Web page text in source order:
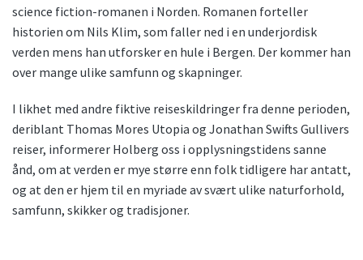
science fiction-romanen i Norden. Romanen forteller
historien om Nils Klim, som faller ned i en underjordisk
verden mens han utforsker en hule i Bergen. Der kommer han
over mange ulike samfunn og skapninger.
I likhet med andre fiktive reiseskildringer fra denne perioden,
deriblant Thomas Mores Utopia og Jonathan Swifts Gullivers
reiser, informerer Holberg oss i opplysningstidens sanne
ånd, om at verden er mye større enn folk tidligere har antatt,
og at den er hjem til en myriade av svært ulike naturforhold,
samfunn, skikker og tradisjoner.